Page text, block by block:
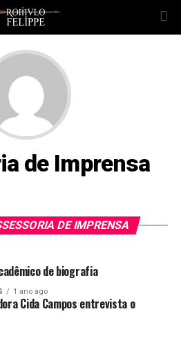
de Imprensa
DE IMPRENSA
de biografia
1 ano ago
Cida Campos entrevista o